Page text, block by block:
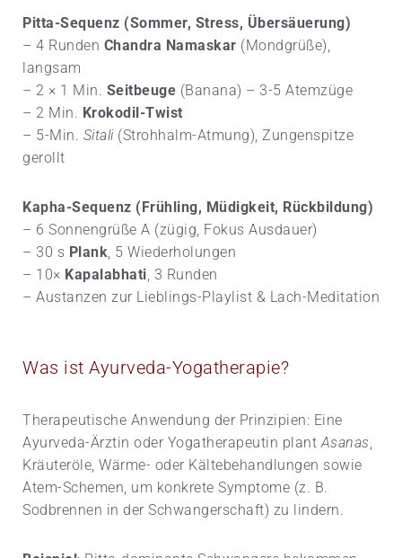
Pitta-Sequenz (Sommer, Stress, Übersäuerung)
– 4 Runden Chandra Namaskar (Mondgrüße),
langsam
– 2 × 1 Min. Seitbeuge (Banana) – 3-5 Atemzüge
– 2 Min. Krokodil-Twist
– 5-Min. Sitali(Strohhalm-Atmung), Zungenspitze
gerollt
Kapha-Sequenz (Frühling, Müdigkeit, Rückbildung)
– 6 Sonnengrüße A (zügig, Fokus Ausdauer)
– 30 s Plank, 5 Wiederholungen
– 10× Kapalabhati, 3 Runden
– Austanzen zur Lieblings-Playlist & Lach-Meditation
Was ist Ayurveda-Yogatherapie?
Therapeutische Anwendung der Prinzipien: Eine
Ayurveda-Ärztin oder Yogatherapeutin plantAsanas,
Kräuter­öle, Wärme- oder Kälte­behandlungen sowie
Atem-Schemen, um konkrete Symptome (z. B.
Sodbrennen in der Schwangerschaft) zu lindern.